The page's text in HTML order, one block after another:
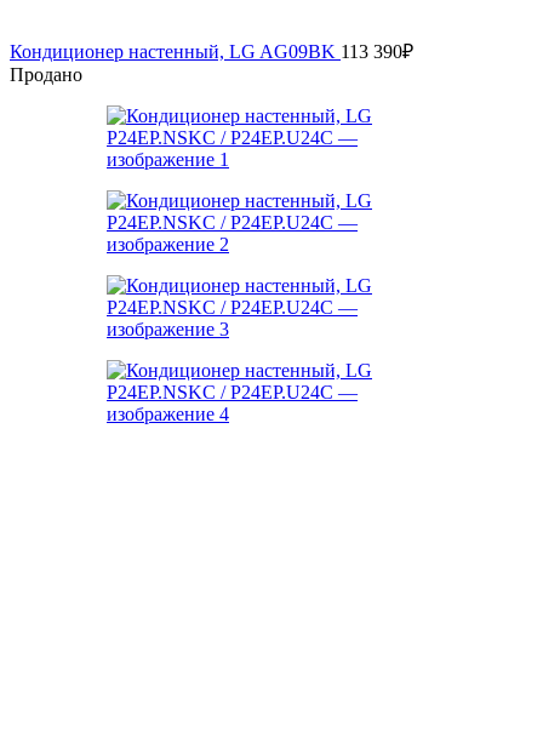
Кондиционер настенный, LG AG09BK 113 390₽
Продано